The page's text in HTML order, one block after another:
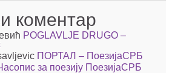
коментар
POGLAVLJE DRUGO –
ПОРТАЛ – ПоезијаСРБ
за поезију ПоезијаСРБ